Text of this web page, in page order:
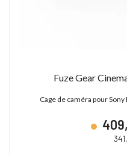
Fuze Gear
Cage de caméra pour